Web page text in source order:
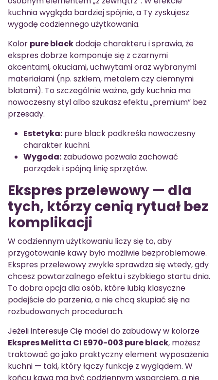
kuchnia wygląda bardziej spójnie, a Ty zyskujesz
wygodę codziennego użytkowania.
Kolor pure blackdodaje charakteru i sprawia, że
ekspres dobrze komponuje się z czarnymi
akcentami, okuciami, uchwytami oraz wybranymi
materiałami (np. szkłem, metalem czy ciemnymi
blatami). To szczególnie ważne, gdy kuchnia ma
nowoczesny styl albo szukasz efektu „premium” bez
przesady.
Estetyka: pure black podkreśla nowoczesny
charakter kuchni.
Wygoda: zabudowa pozwala zachować
porządek i spójną linię sprzętów.
Ekspres przelewowy — dla
tych, którzy cenią rytuał bez
komplikacji
W codziennym użytkowaniu liczy się to, aby
przygotowanie kawy było możliwie bezproblemowe.
Ekspres przelewowy zwykle sprawdza się wtedy, gdy
chcesz powtarzalnego efektu i szybkiego startu dnia.
To dobra opcja dla osób, które lubią klasyczne
podejście do parzenia, a nie chcą skupiać się na
rozbudowanych procedurach.
Jeżeli interesuje Cię model do zabudowy w kolorze
Ekspres Melitta CI E970-003 pure black, możesz
traktować go jako praktyczny element wyposażenia
kuchni — taki, który łączy funkcję z wyglądem. W
końcu kawa ma być codziennym wsparciem, a nie